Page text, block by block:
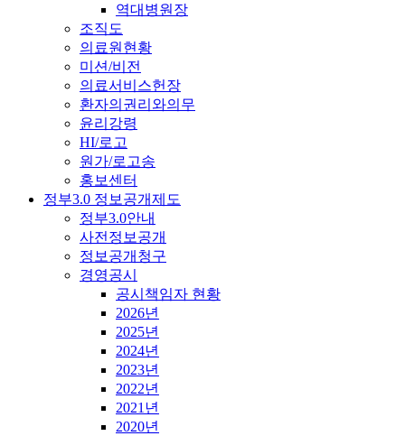
역대병원장
조직도
의료원현황
미션/비전
의료서비스헌장
환자의권리와의무
윤리강령
HI/로고
원가/로고송
홍보센터
정부3.0 정보공개제도
정부3.0안내
사전정보공개
정보공개청구
경영공시
공시책임자 현황
2026년
2025년
2024년
2023년
2022년
2021년
2020년